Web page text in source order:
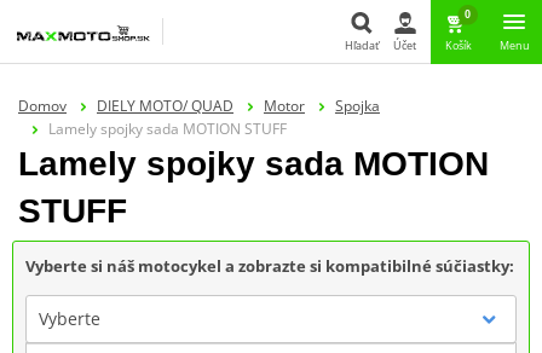
Hľadať Účet
0
Košík Menu
Domov DIELY MOTO/ QUAD Motor
Spojka
Lamely spojky sada MOTION STUFF
Lamely spojky sada MOTION
STUFF
Vyberte si náš motocykel a zobrazte si kompatibilné súčiastky:
Vyberte